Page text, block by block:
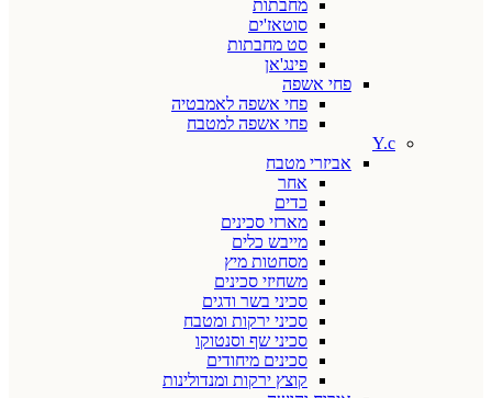
מחבתות
סוטאז'ים
סט מחבתות
פינג'אן
פחי אשפה
פחי אשפה לאמבטיה
פחי אשפה למטבח
Y.c
אביזרי מטבח
אחר
כדים
מארזי סכינים
מייבש כלים
מסחטות מיץ
משחיזי סכינים
סכיני בשר ודגים
סכיני ירקות ומטבח
סכיני שף וסנטוקו
סכינים מיחודים
קוצץ ירקות ומנדולינות